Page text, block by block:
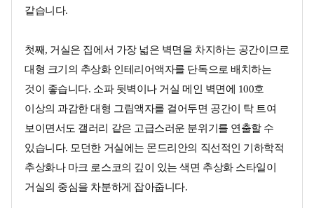
같습니다.
첫째, 거실은 집에서 가장 넓은 벽면을 차지하는 공간이므로
대형 크기의 추상화 인테리어액자를 단독으로 배치하는
것이 좋습니다. 소파 뒷벽이나 거실 메인 벽면에 100호
이상의 과감한 대형 그림액자를 걸어두면 공간이 탁 트여
보이면서도 갤러리 같은 고급스러운 분위기를 연출할 수
있습니다. 모던한 거실에는 몬드리안의 직선적인 기하학적
추상화나 마크 로스코의 깊이 있는 색면 추상화 스타일이
거실의 중심을 차분하게 잡아줍니다.